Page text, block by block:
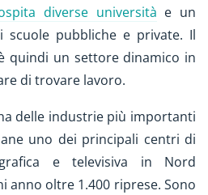
diverse università e un
scuole pubbliche e private. Il
quindi un settore dinamico in
di trovare lavoro.
delle industrie più importanti
uno dei principali centri di
e televisiva in Nord
anno oltre 1.400 riprese. Sono